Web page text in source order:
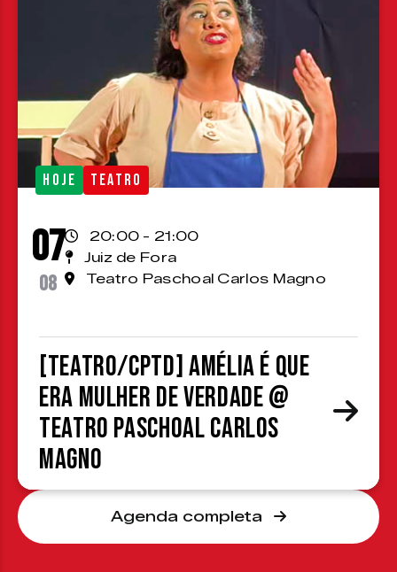
HOJE TEATRO
07
08
20:00 - 21:00
Juiz de Fora
Teatro Paschoal Carlos Magno
[TEATRO/CPTD] Amélia é que
era mulher de verdade @
Teatro Paschoal Carlos
Magno
Agenda completa